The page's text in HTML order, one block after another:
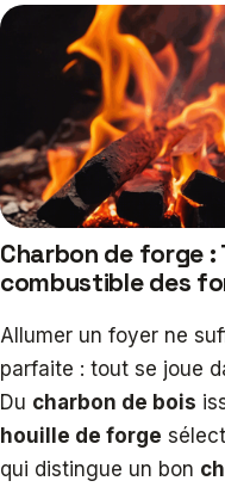
Charbon de forge :
combustible des
Allumer un foyer ne
parfaite : tout se joue
Du charbon de bois
houille de forge
qui distingue un bon